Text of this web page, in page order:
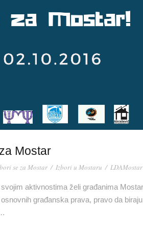
Mostar
se za Mostar / Izbori u Mostaru / LDAMostar
aktivnostima želi građanima
građanska prava, pravo da